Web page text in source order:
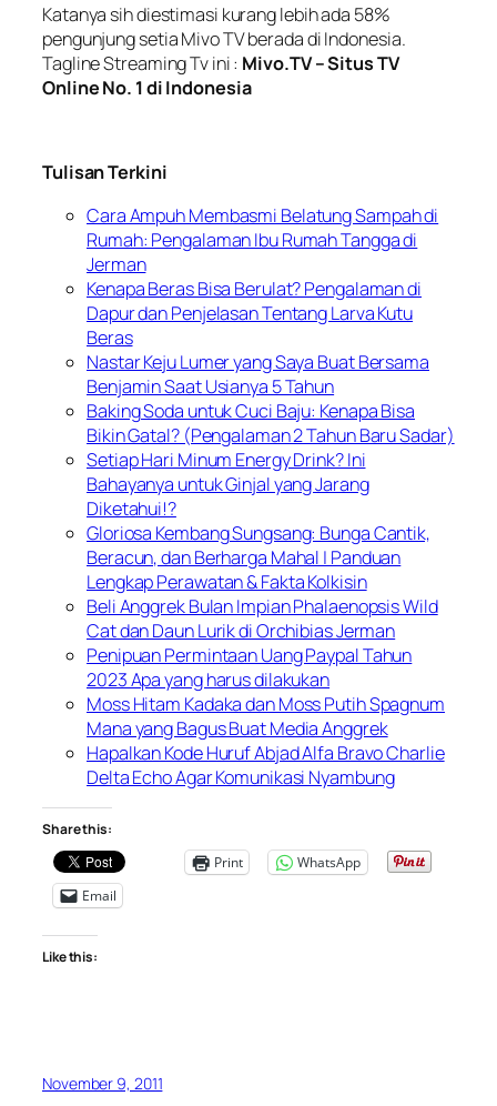
Katanya sih diestimasi kurang lebih ada 58%
pengunjung setia Mivo TV berada di Indonesia.
Tagline Streaming Tv ini : Mivo.TV – Situs TV
Online No. 1 di Indonesia
Tulisan Terkini
Cara Ampuh Membasmi Belatung Sampah di
Rumah: Pengalaman Ibu Rumah Tangga di
Jerman
Kenapa Beras Bisa Berulat? Pengalaman di
Dapur dan Penjelasan Tentang Larva Kutu
Beras
Nastar Keju Lumer yang Saya Buat Bersama
Benjamin Saat Usianya 5 Tahun
Baking Soda untuk Cuci Baju: Kenapa Bisa
Bikin Gatal? (Pengalaman 2 Tahun Baru Sadar)
Setiap Hari Minum Energy Drink? Ini
Bahayanya untuk Ginjal yang Jarang
Diketahui!?
Gloriosa Kembang Sungsang: Bunga Cantik,
Beracun, dan Berharga Mahal | Panduan
Lengkap Perawatan & Fakta Kolkisin
Beli Anggrek Bulan Impian Phalaenopsis Wild
Cat dan Daun Lurik di Orchibias Jerman
Penipuan Permintaan Uang Paypal Tahun
2023 Apa yang harus dilakukan
Moss Hitam Kadaka dan Moss Putih Spagnum
Mana yang Bagus Buat Media Anggrek
Hapalkan Kode Huruf Abjad Alfa Bravo Charlie
Delta Echo Agar Komunikasi Nyambung
Share this:
Print
WhatsApp
Email
Like this:
November 9, 2011